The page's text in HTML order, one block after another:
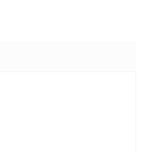
je 5 z 5 hvězdiček.